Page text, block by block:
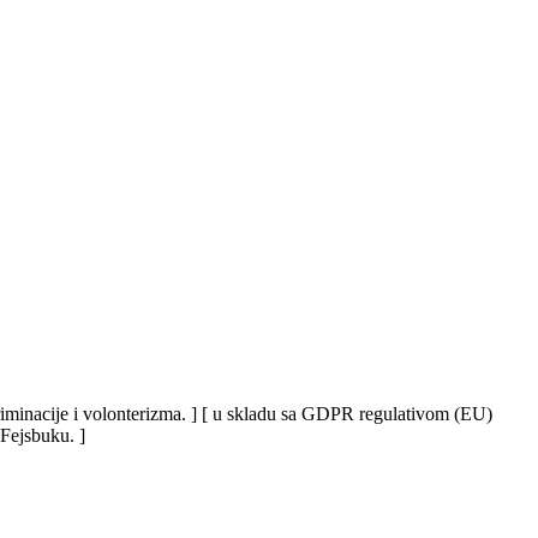
i volonterizma. ] [ u skladu sa GDPR regulativom (EU)
]